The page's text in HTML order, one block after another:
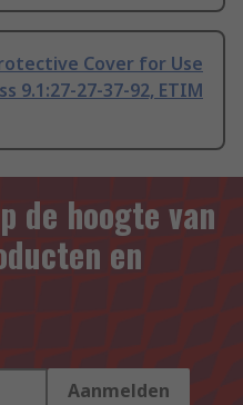
Cover for Use
9.1:27-27-37-92, ETIM
de hoogte van
en
Aanmelden